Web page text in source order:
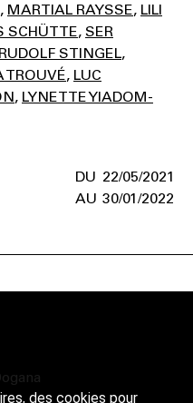
MARTIAL RAYSSE LILI
SCHÜTTE SER
RUDOLF STINGEL
TROUVÉ LUC
LYNETTE YIADOM-
22/05/2021
30/01/2022
des cookies pour